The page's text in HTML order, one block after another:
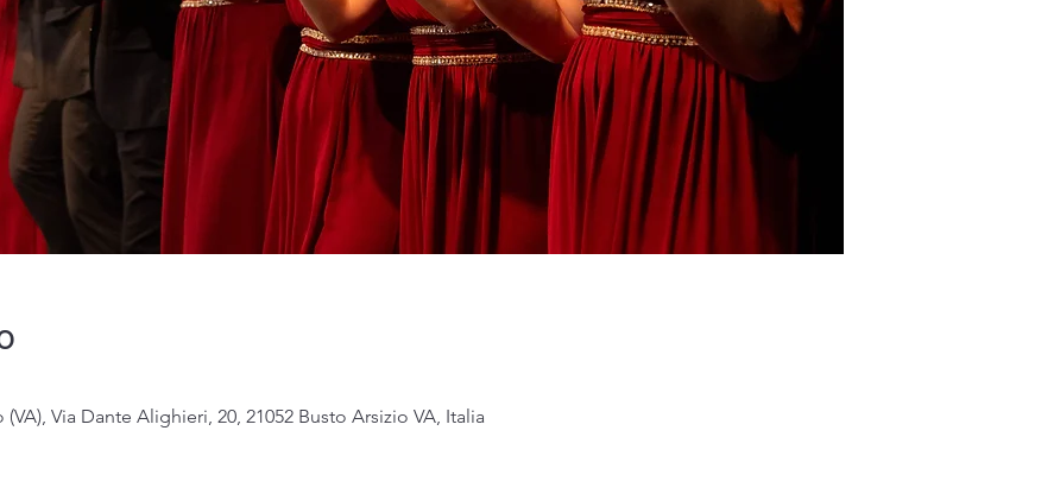
Via Dante Alighieri, 20, 21052 Busto Arsizio VA, Italia